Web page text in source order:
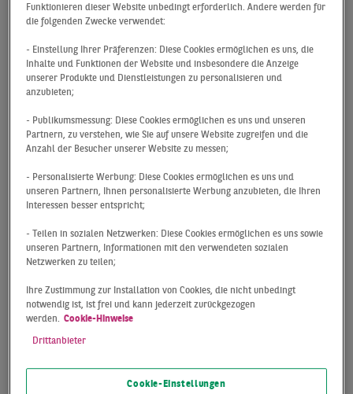
13.11.2023
Matthias Kromer wird
Head of Logistics &
Industrial Investment bei
BNP Paribas Real Estate
verstärkt Logistics &
Industrial Investment-
Funktionieren dieser Website unbedingt erforderlich. Andere werden für
die folgenden Zwecke verwendet:
- Einstellung Ihrer Präferenzen: Diese Cookies ermöglichen es uns, die
Inhalte und Funktionen der Website und insbesondere die Anzeige
unserer Produkte und Dienstleistungen zu personalisieren und
anzubieten;
- Publikumsmessung: Diese Cookies ermöglichen es uns und unseren
Partnern, zu verstehen, wie Sie auf unsere Website zugreifen und die
Anzahl der Besucher unserer Website zu messen;
- Personalisierte Werbung: Diese Cookies ermöglichen es uns und
unseren Partnern, Ihnen personalisierte Werbung anzubieten, die Ihren
Interessen besser entspricht;
- Teilen in sozialen Netzwerken: Diese Cookies ermöglichen es uns sowie
unseren Partnern, Informationen mit den verwendeten sozialen
Netzwerken zu teilen;
Ihre Zustimmung zur Installation von Cookies, die nicht unbedingt
notwendig ist, ist frei und kann jederzeit zurückgezogen
werden. Cookie-Hinweise
Drittanbieter
Cookie-Einstellungen